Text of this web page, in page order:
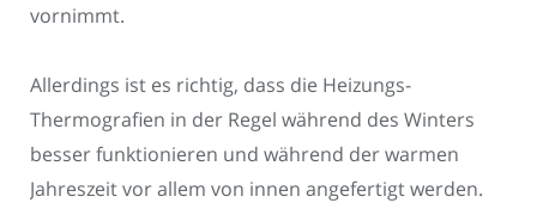
vornimmt.
Allerdings ist es richtig, dass die Heizungs-
Thermografien in der Regel während des Winters
besser funktionieren und während der warmen
Jahreszeit vor allem von innen angefertigt werden.